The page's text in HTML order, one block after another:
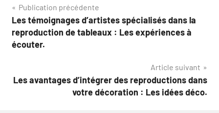
Navigation
de
l’article
Publication précédente
Les témoignages d’artistes spécialisés dans la
reproduction de tableaux : Les expériences à
écouter.
Article suivant
Les avantages d’intégrer des reproductions dans
votre décoration : Les idées déco.